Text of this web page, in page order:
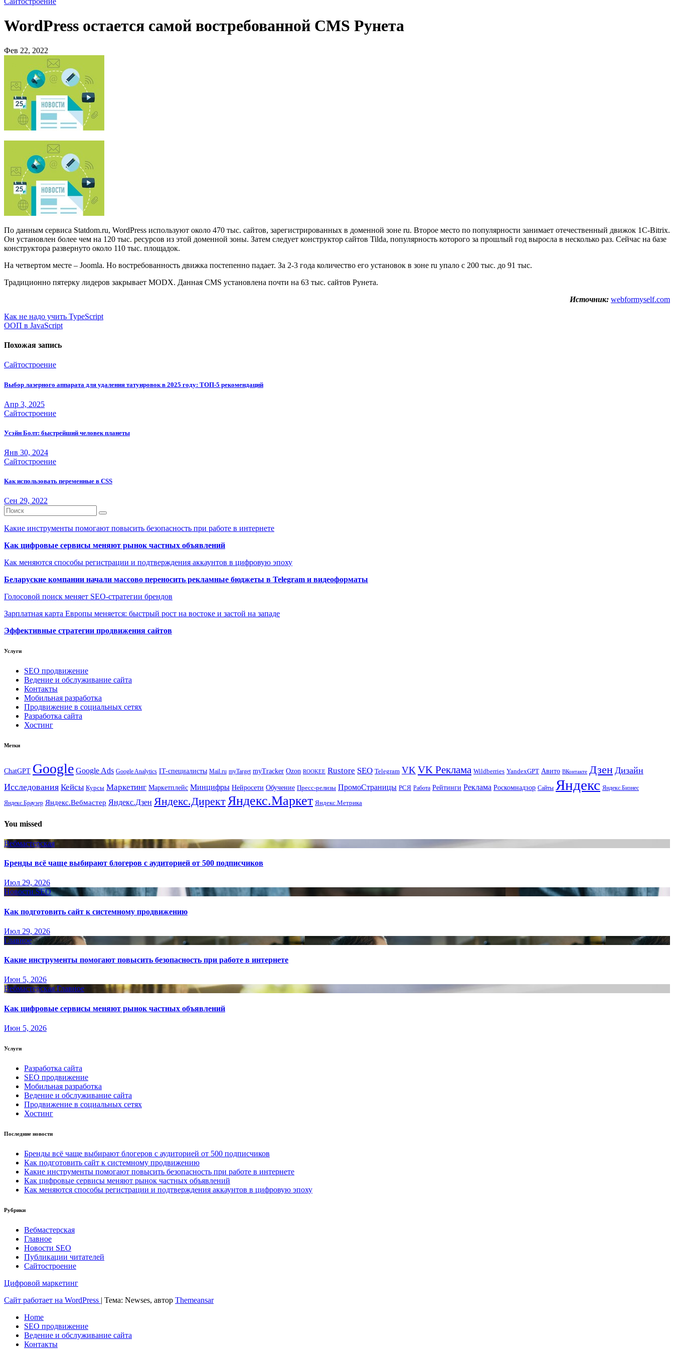
WordPress остается самой востребованной CMS Рунета
Фев 22, 2022
По данным сервиса Statdom.ru, WordPress используют около 470 тыс. сайтов, зарегистрированных в доменной зоне ru. Второе место по популярности занимает отечественный движок 1C-Bitrix.
Он установлен более чем на 120 тыс. ресурсов из этой доменной зоны. Затем следует конструктор сайтов Tilda, популярность которого за прошлый год выросла в несколько раз. Сейчас на базе
конструктора развернуто около 110 тыс. площадок.
На четвертом месте – Joomla. Но востребованность движка постепенно падает. За 2-3 года количество его установок в зоне ru упало с 200 тыс. до 91 тыс.
Традиционно пятерку лидеров закрывает MODX. Данная CMS установлена почти на 63 тыс. сайтов Рунета.
Источник: webformyself.com
Навигация
по
записям
Как не надо учить TypeScript
ООП в JavaScript
Похожая запись
Сайтостроение
Выбор лазерного аппарата для удаления татуировок в 2025 году: ТОП-5 рекомендаций
Апр 3, 2025
Сайтостроение
Усэйн Болт: быстрейший человек планеты
Янв 30, 2024
Сайтостроение
Как использовать переменные в CSS
Сен 29, 2022
Какие инструменты помогают повысить безопасность при работе в интернете
Как цифровые сервисы меняют рынок частных объявлений
Как меняются способы регистрации и подтверждения аккаунтов в цифровую эпоху
Беларуские компании начали массово переносить рекламные бюджеты в Telegram и видеоформаты
Голосовой поиск меняет SEO-стратегии брендов
Зарплатная карта Европы меняется: быстрый рост на востоке и застой на западе
Эффективные стратегии продвижения сайтов
Услуги
SEO продвижение
Ведение и обслуживание сайта
Контакты
Мобильная разработка
Продвижение в социальных сетях
Разработка сайта
Хостинг
Метки
ChatGPT Google Google Ads Google Analytics IT-специалисты Mail.ru myTarget myTracker Ozon ROOKEE Rustore SEO Telegram VKVK Реклама Wildberries YandexGPT Авито ВКонтакте Дзен Дизайн
Исследования Кейсы Курсы Маркетинг Маркетплейс Минцифры Нейросети Обучение Пресс-релизы ПромоСтраницы РСЯ Работа Рейтинги Реклама Роскомнадзор Сайты Яндекс Яндекс.Бизнес
Яндекс.Браузер Яндекс.Вебмастер Яндекс.Дзен Яндекс.ДиректЯндекс.Маркет Яндекс.Метрика
You missed
Вебмастерская
Бренды всё чаще выбирают блогеров с аудиторией от 500 подписчиков
Июл 29, 2026
Новости SEO
Как подготовить сайт к системному продвижению
Июл 29, 2026
Главное
Какие инструменты помогают повысить безопасность при работе в интернете
Июн 5, 2026
Вебмастерская Главное
Как цифровые сервисы меняют рынок частных объявлений
Июн 5, 2026
Услуги
Разработка сайта
SEO продвижение
Мобильная разработка
Ведение и обслуживание сайта
Продвижение в социальных сетях
Хостинг
Последние новости
Бренды всё чаще выбирают блогеров с аудиторией от 500 подписчиков
Как подготовить сайт к системному продвижению
Какие инструменты помогают повысить безопасность при работе в интернете
Как цифровые сервисы меняют рынок частных объявлений
Как меняются способы регистрации и подтверждения аккаунтов в цифровую эпоху
Рубрики
Вебмастерская
Главное
Новости SEO
Публикации читателей
Сайтостроение
Цифровой маркетинг
Сайт работает на WordPress | Тема: Newses, автор Themeansar
Home
SEO продвижение
Ведение и обслуживание сайта
Контакты